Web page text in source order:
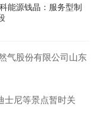
能源钱晶：服务型制
气股份有限公司山东
士尼等景点暂时关